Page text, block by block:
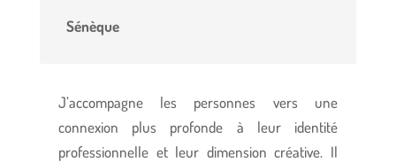
Sénèque
J’accompagne les personnes vers une
connexion plus profonde à leur identité
professionnelle et leur dimension créative. Il